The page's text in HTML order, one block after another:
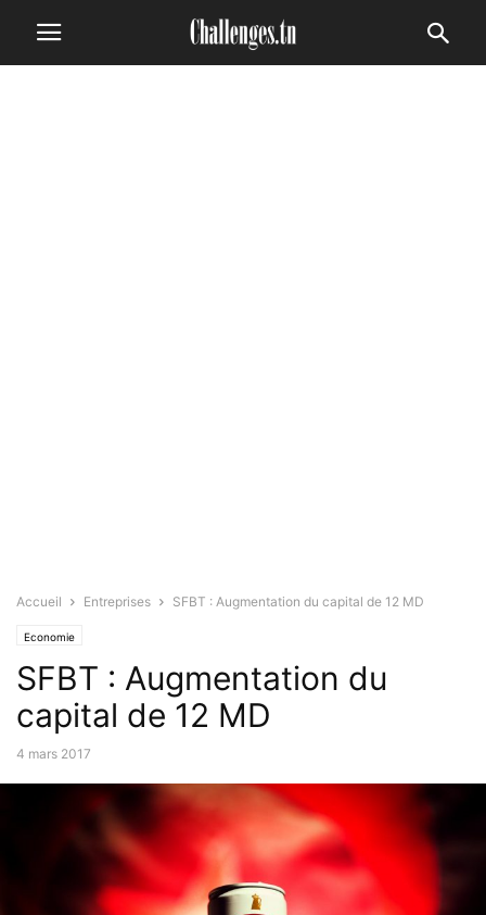
Accueil Entreprises SFBT : Augmentation du capital de 12 MD
Economie
SFBT : Augmentation du
capital de 12 MD
4 mars 2017